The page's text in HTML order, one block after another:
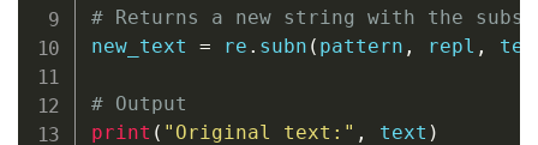
# Returns a new string with the
new_text = re . subn ( pattern , repl ,
# Output
print ( "Original text:" , text )